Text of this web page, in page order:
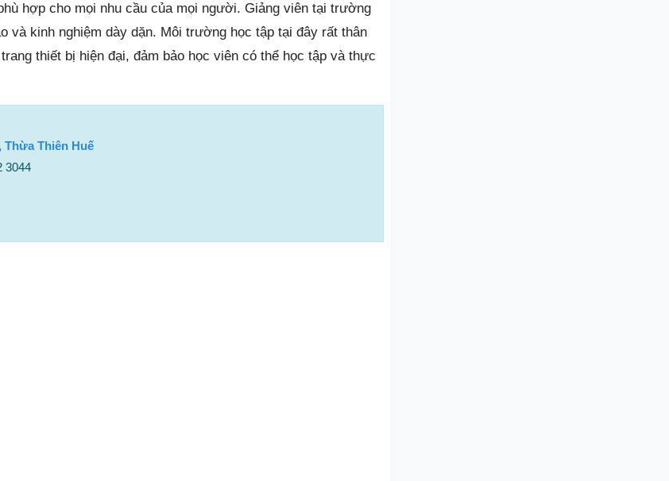
hợp cho mọi nhu cầu của mọi người. Giảng viên tại trường
và kinh nghiệm dày dặn. Môi trường học tập tại đây rất thân
thiết bị hiện đại, đảm bảo học viên có thể học tập và thực
Thừa Thiên Huế
3044